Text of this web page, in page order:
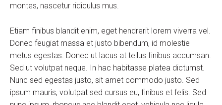
montes, nascetur ridiculus mus.
Etiam finibus blandit enim, eget hendrerit lorem viverra vel.
Donec feugiat massa et justo bibendum, id molestie
metus egestas. Donec ut lacus at tellus finibus accumsan.
Sed ut volutpat neque. In hac habitasse platea dictumst.
Nunc sed egestas justo, sit amet commodo justo. Sed
ipsum mauris, volutpat sed cursus eu, finibus et felis. Sed